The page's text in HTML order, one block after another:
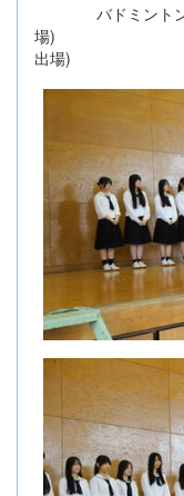
バドミントン
場) 少林寺
出場)